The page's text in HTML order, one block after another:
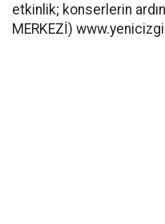
etkinlik; konserlerin
MERKEZİ)